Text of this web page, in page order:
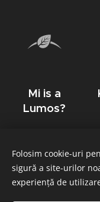
Mi is a
Lumos?
Folosim cookie-uri
sigură a site-urilor
experiență de